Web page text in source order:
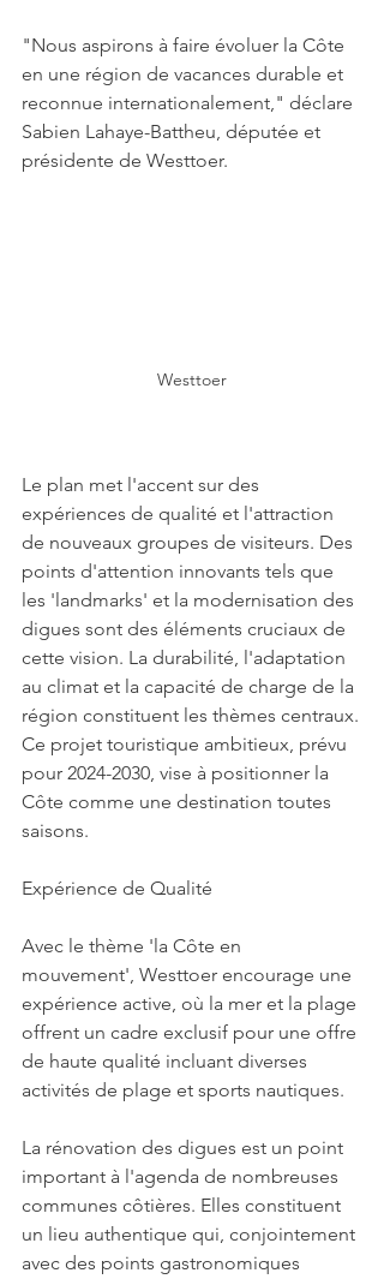
"Nous aspirons à faire évoluer la Côte
en une région de vacances durable et
reconnue internationalement," déclare
Sabien Lahaye-Battheu, députée et
présidente de Westtoer.
Westtoer
Le plan met l'accent sur des
expériences de qualité et l'attraction
de nouveaux groupes de visiteurs. Des
points d'attention innovants tels que
les 'landmarks' et la modernisation des
digues sont des éléments cruciaux de
cette vision. La durabilité, l'adaptation
au climat et la capacité de charge de la
région constituent les thèmes centraux.
Ce projet touristique ambitieux, prévu
pour 2024-2030, vise à positionner la
Côte comme une destination toutes
saisons.
Expérience de Qualité
Avec le thème 'la Côte en
mouvement', Westtoer encourage une
expérience active, où la mer et la plage
offrent un cadre exclusif pour une offre
de haute qualité incluant diverses
activités de plage et sports nautiques.
La rénovation des digues est un point
important à l'agenda de nombreuses
communes côtières. Elles constituent
un lieu authentique qui, conjointement
avec des points gastronomiques